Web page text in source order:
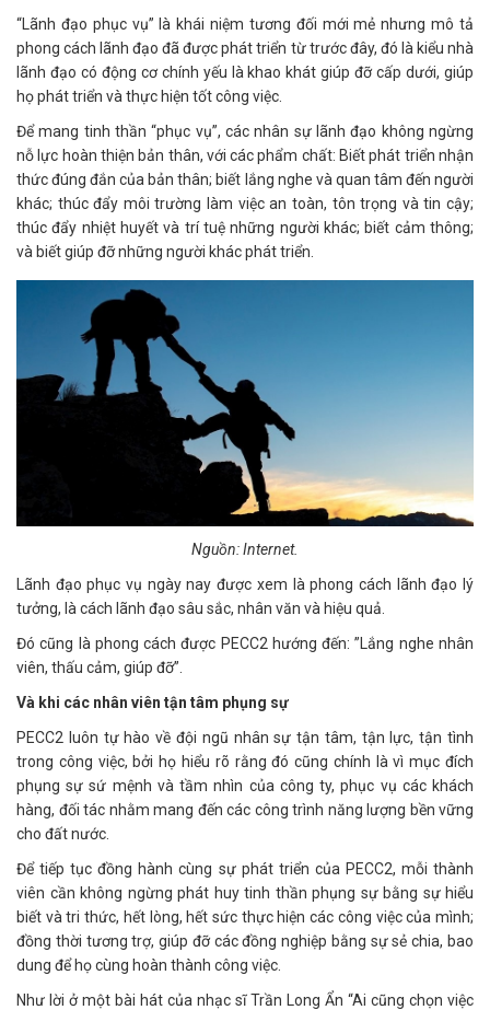
“Lãnh đạo phục vụ” là khái niệm tương đối mới mẻ nhưng mô tả
phong cách lãnh đạo đã được phát triển từ trước đây, đó là kiểu nhà
lãnh đạo có động cơ chính yếu là khao khát giúp đỡ cấp dưới, giúp
họ phát triển và thực hiện tốt công việc.
Để mang tinh thần “phục vụ”, các nhân sự lãnh đạo không ngừng
nỗ lực hoàn thiện bản thân, với các phẩm chất: Biết phát triển nhận
thức đúng đắn của bản thân; biết lắng nghe và quan tâm đến người
khác; thúc đẩy môi trường làm việc an toàn, tôn trọng và tin cậy;
thúc đẩy nhiệt huyết và trí tuệ những người khác; biết cảm thông;
và biết giúp đỡ những người khác phát triển.
Nguồn: Internet.
Lãnh đạo phục vụ ngày nay được xem là phong cách lãnh đạo lý
tưởng, là cách lãnh đạo sâu sắc, nhân văn và hiệu quả.
Đó cũng là phong cách được PECC2 hướng đến: ”Lắng nghe nhân
viên, thấu cảm, giúp đỡ”.
Và khi các nhân viên tận tâm phụng sự
PECC2 luôn tự hào về đội ngũ nhân sự tận tâm, tận lực, tận tình
trong công việc, bởi họ hiểu rõ rằng đó cũng chính là vì mục đích
phụng sự sứ mệnh và tầm nhìn của công ty, phục vụ các khách
hàng, đối tác nhằm mang đến các công trình năng lượng bền vững
cho đất nước.
Để tiếp tục đồng hành cùng sự phát triển của PECC2, mỗi thành
viên cần không ngừng phát huy tinh thần phụng sự bằng sự hiểu
biết và tri thức, hết lòng, hết sức thực hiện các công việc của mình;
đồng thời tương trợ, giúp đỡ các đồng nghiệp bằng sự sẻ chia, bao
dung để họ cùng hoàn thành công việc.
Như lời ở một bài hát của nhạc sĩ Trần Long Ẩn “Ai cũng chọn việc